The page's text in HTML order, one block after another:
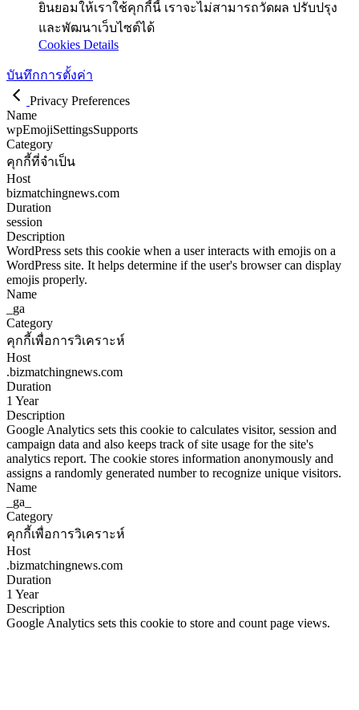
ยินยอมให้เราใช้คุกกี้นี้ เราจะไม่สามารถวัดผล ปรับปรุง
และพัฒนาเว็บไซต์ได้
Cookies Details
บันทึกการตั้งค่า
Privacy Preferences
Name
wpEmojiSettingsSupports
Category
คุกกี้ที่จำเป็น
Host
bizmatchingnews.com
Duration
session
Description
WordPress sets this cookie when a user interacts with emojis on a
WordPress site. It helps determine if the user's browser can display
emojis properly.
Name
_ga
Category
คุกกี้เพื่อการวิเคราะห์
Host
.bizmatchingnews.com
Duration
1 Year
Description
Google Analytics sets this cookie to calculates visitor, session and
campaign data and also keeps track of site usage for the site's
analytics report. The cookie stores information anonymously and
assigns a randomly generated number to recognize unique visitors.
Name
_ga_
Category
คุกกี้เพื่อการวิเคราะห์
Host
.bizmatchingnews.com
Duration
1 Year
Description
Google Analytics sets this cookie to store and count page views.